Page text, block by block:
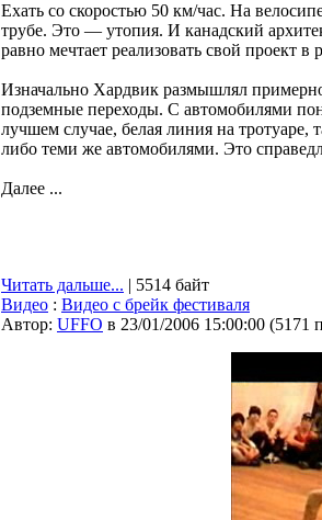
Ехать со скоростью 50 км/час. На
трубе. Это — утопия. И канадский
равно мечтает реализовать свой проект
Изначально Хардвик размышлял
подземные переходы. С автомобилями
лучшем случае, белая линия на тротуаре,
либо теми же автомобилями. Это
Далее ...
Читать дальше... | 5514 байт
Видео : Видео с брейк фестиваля
Автор: UFFO в 23/01/2006 15:00:00 (5171